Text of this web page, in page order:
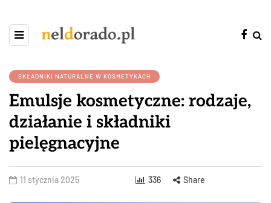
SKŁADNIKI NATURALNE W KOSMETYKACH
Emulsje kosmetyczne: rodzaje,
działanie i składniki
pielęgnacyjne
11 stycznia 2025 336 Share